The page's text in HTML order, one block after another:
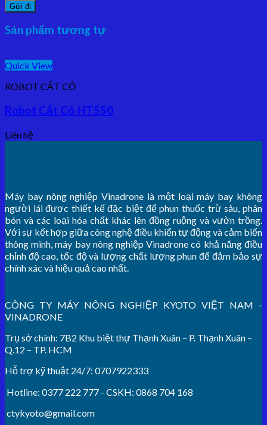
Sản phẩm tương tự
Quick View
ROBOT CẮT CỎ
Robot Cắt Cỏ HT550
Liên hệ
Máy bay nông nghiệp Vinadrone là một loại máy bay không
người lái được thiết kế đặc biệt để phun thuốc trừ sâu, phân
bón và các loại hóa chất khác lên đồng ruộng và vườn trồng.
Với sự kết hợp giữa công nghệ điều khiển tự động và cảm biến
thông minh, máy bay nông nghiệp Vinadrone có khả năng điều
chỉnh độ cao, tốc độ và lượng chất lượng phun để đảm bảo sự
chính xác và hiệu quả cao nhất.
CÔNG TY MÁY NÔNG NGHIỆP KYOTO VIỆT NAM -
VINADRONE
Trụ sở chính: 7B2 Khu biệt thự Thạnh Xuân – P. Thạnh Xuân –
Q.12 – TP. HCM
Hỗ trợ kỹ thuật 24/7: 0707922333
Hotline: 0377 222 777 - CSKH: 0868 704 168
ctykyoto@gmail.com